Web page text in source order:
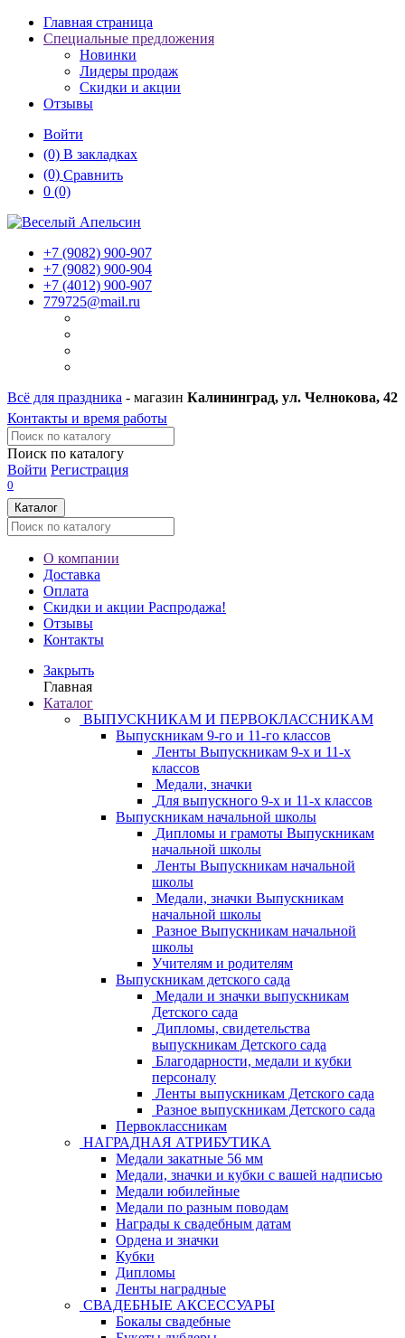
Главная страница
Специальные предложения
Новинки
Лидеры продаж
Скидки и акции
Отзывы
Войти
(0) В закладках
(0) Сравнить
0 (0)
+7 (9082) 900-907
+7 (9082) 900-904
+7 (4012) 900-907
779725@mail.ru
Всё для праздника - магазин Калининград, ул. Челнокова, 42
Контакты и время работы
Поиск по каталогу
Войти Регистрация
0
Каталог
О компании
Доставка
Оплата
Скидки и акции Распродажа!
Отзывы
Контакты
Закрыть
Главная
Каталог
ВЫПУСКНИКАМ И ПЕРВОКЛАССНИКАМ
Выпускникам 9-го и 11-го классов
Ленты Выпускникам 9-х и 11-х
классов
Медали, значки
Для выпускного 9-х и 11-х классов
Выпускникам начальной школы
Дипломы и грамоты Выпускникам
начальной школы
Ленты Выпускникам начальной
школы
Медали, значки Выпускникам
начальной школы
Разное Выпускникам начальной
школы
Учителям и родителям
Выпускникам детского сада
Медали и значки выпускникам
Детского сада
Дипломы, свидетельства
выпускникам Детского сада
Благодарности, медали и кубки
персоналу
Ленты выпускникам Детского сада
Разное выпускникам Детского сада
Первоклассникам
НАГРАДНАЯ АТРИБУТИКА
Медали закатные 56 мм
Медали, значки и кубки с вашей надписью
Медали юбилейные
Медали по разным поводам
Награды к свадебным датам
Ордена и значки
Кубки
Дипломы
Ленты наградные
СВАДЕБНЫЕ АКСЕССУАРЫ
Бокалы свадебные